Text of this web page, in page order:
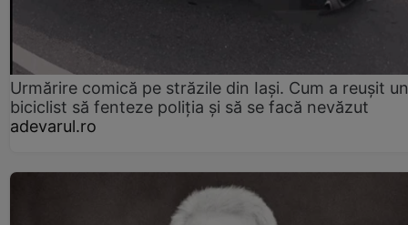
Urmărire comică pe străzile din Iași. Cum a reușit un
biciclist să fenteze poliția și să se facă nevăzut
adevarul.ro